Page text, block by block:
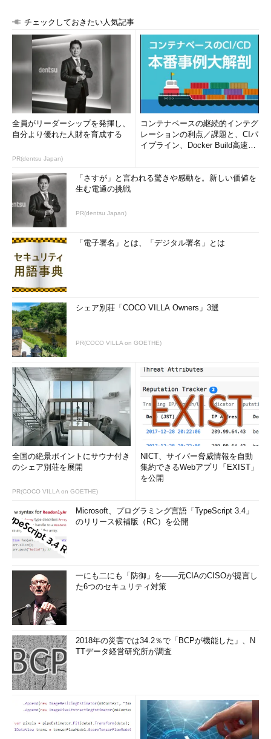
チェックしておきたい人気記事
全員がリーダーシップを発揮し、
自分より優れた人財を育成する
PR(dentsu Japan)
コンテナベースの継続的インテグ
レーションの利点／課題と、CIパ
イプライン、Docker Build高速化
「さすが」と言われる驚きや感動を。新しい価値を
生む電通の挑戦
PR(dentsu Japan)
「電子署名」とは、「デジタル署名」とは
シェア別荘「COCO VILLA Owners」3選
PR(COCO VILLA on GOETHE)
全国の絶景ポイントにサウナ付き
のシェア別荘を展開
PR(COCO VILLA on GOETHE)
NICT、サイバー脅威情報を自動
集約できるWebアプリ「EXIST」
を公開
Microsoft、プログラミング言語「TypeScript 3.4」
のリリース候補版（RC）を公開
一にも二にも「防御」を――元CIAのCISOが提言し
た6つのセキュリティ対策
2018年の災害では34.2％で「BCPが機能した」、N
TTデータ経営研究所が調査